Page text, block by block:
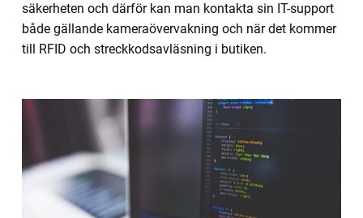
säkerheten och därför kan man kontakta sin IT-support
både gällande kameraövervakning och när det kommer
till RFID och streckkodsavläsning i butiken.